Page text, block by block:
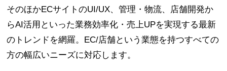
そのほかECサイトのUI/UX、管理・物流、店舗開発か
らAI活用といった業務効率化・売上UPを実現する最新
のトレンドを網羅。EC/店舗という業態を持つすべての
方の幅広いニーズに対応します。